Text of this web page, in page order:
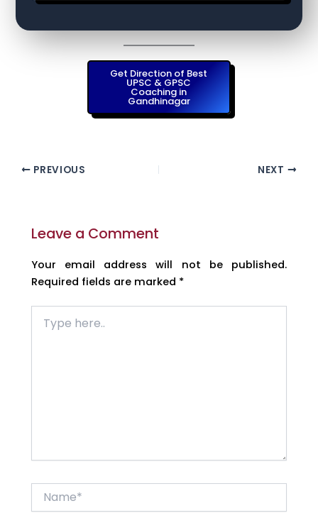
Get Direction of Best
UPSC & GPSC
Coaching in
Gandhinagar
PREVIOUS NEXT
Leave a Comment
Your email address will not be published.
Required fields are marked *
here..